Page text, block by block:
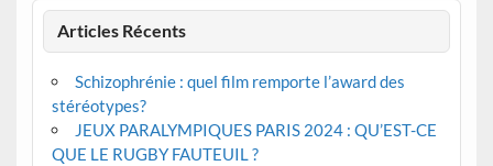
Articles Récents
Schizophrénie : quel film remporte l’award des
stéréotypes?
JEUX PARALYMPIQUES PARIS 2024 : QU’EST-CE
QUE LE RUGBY FAUTEUIL ?